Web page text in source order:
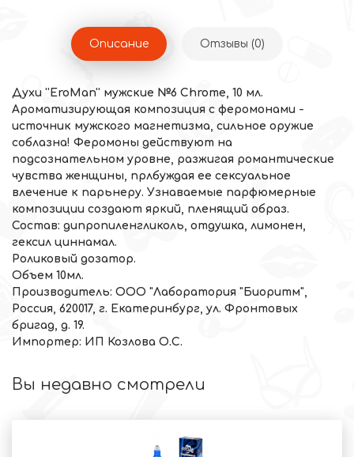
Описание Отзывы (0)
Духи ''EroMan'' мужские №6 Chrome, 10 мл.
Ароматизирующая композиция с феромонами -
источник мужского магнетизма, сильное оружие
соблазна! Феромоны действуют на
подсознательном уровне, разжигая романтические
чувства женщины, прлбуждая ее сексуальное
влечение к парьнеру. Узнаваемые парфюмерные
композиции создают яркий, пленящий образ.
Состав: дипропиленгликоль, отдушка, лимонен,
гексил циннамал.
Роликовый дозатор.
Объем 10мл.
Производитель: ООО "Лаборатория "Биоритм",
Россия, 620017, г. Екатеринбург, ул. Фронтовых
бригад, д. 19.
Импортер: ИП Козлова О.С.
Вы недавно смотрели